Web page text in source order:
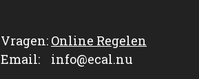
Vragen: Online Regelen
Email: info@ecal.nu